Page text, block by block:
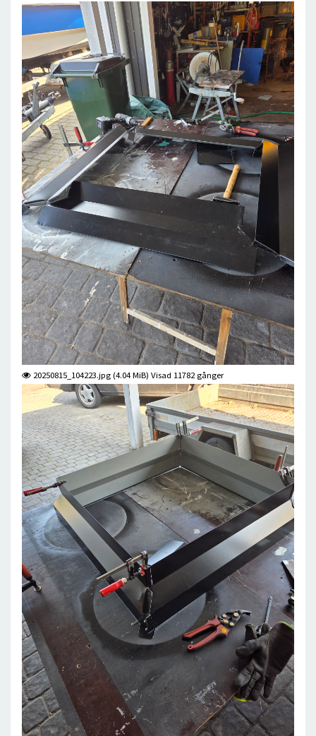
20250815_104223.jpg (4.04 MiB) Visad 11782 gånger